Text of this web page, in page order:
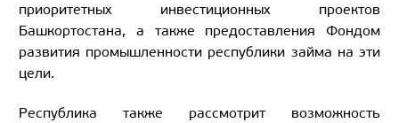
приоритетных инвестиционных проектов
Башкортостана, а также предоставления Фондом
развития промышленности республики займа на эти
цели.
Республика также рассмотрит возможность